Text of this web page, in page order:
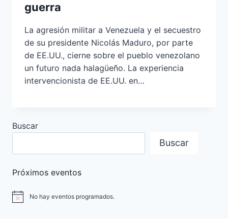
guerra
La agresión militar a Venezuela y el secuestro
de su presidente Nicolás Maduro, por parte
de EE.UU., cierne sobre el pueblo venezolano
un futuro nada halagüeño. La experiencia
intervencionista de EE.UU. en…
Buscar
Buscar
Próximos eventos
Aviso No hay eventos programados.